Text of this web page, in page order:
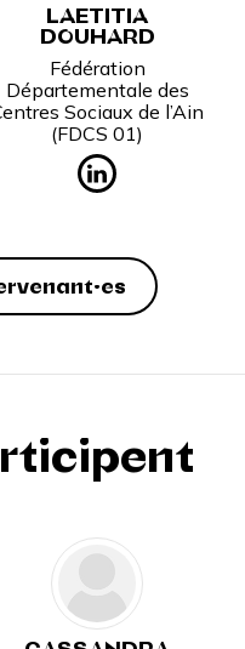
LAETITIA
DOUHARD
Fédération
Départementale des
Sociaux de l’Ain
(FDCS 01)